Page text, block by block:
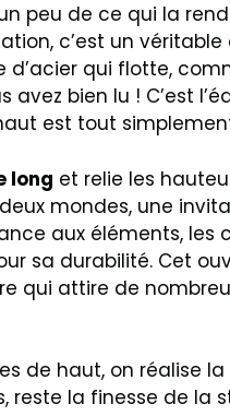
peu de ce qui la rend
c’est un véritable
d’acier qui flotte,
bien lu ! C’est
est tout
long et relie les
mondes, une
aux éléments, les
sa durabilité. Cet
qui attire de
de haut, on réalise
reste la finesse de la